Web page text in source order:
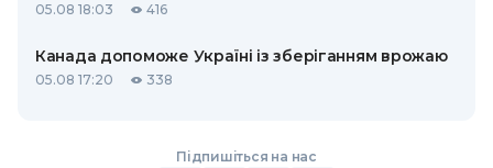
05.08 18:03 416
Канада допоможе Україні із зберіганням врожаю
05.08 17:20 338
Підпишіться на нас